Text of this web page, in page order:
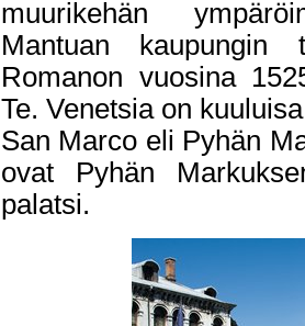
muurikehän
Mantuan
Romanon vuosina
Te. Venetsia on
San Marco eli Pyhän
ovat Pyhän
palatsi.